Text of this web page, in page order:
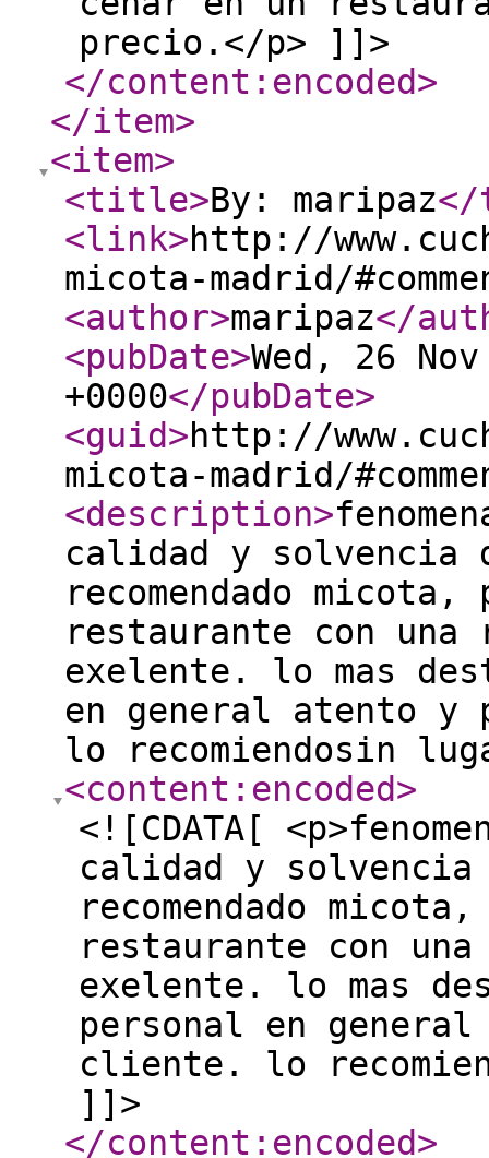
precio.</p> ]]>
</content:encoded>
</item>
<item>
<title>By: maripaz
<link>http://
micota-madrid/
<author>maripaz</
<pubDate>Wed, 26
+0000</pubDate>
<guid>http://
micota-madrid/
<description>
calidad y solvencia
recomendado micota,
restaurante con
exelente. lo mas
en general atento y
lo recomiendosin
<content:encoded>
<![CDATA[
calidad y
recomendado
restaurante con
exelente. lo mas
personal en
cliente. lo
]]>
</content:encoded>